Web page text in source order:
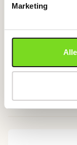
Marketing
Antraciet stoffen
Anderen